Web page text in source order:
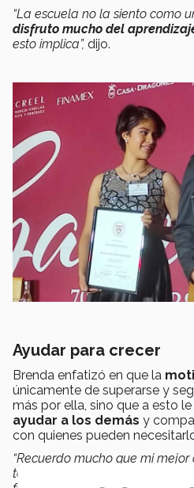
“La escuela no la siento como
disfruto mucho del
esto implica”, dijo.
Ayudar para crecer
Brenda enfatizó en que la
únicamente de superarse y
más por ella, sino que a esto
ayudar a los demás y
con quienes pueden
“Recuerdo mucho que mi
tenía problemas con materias y